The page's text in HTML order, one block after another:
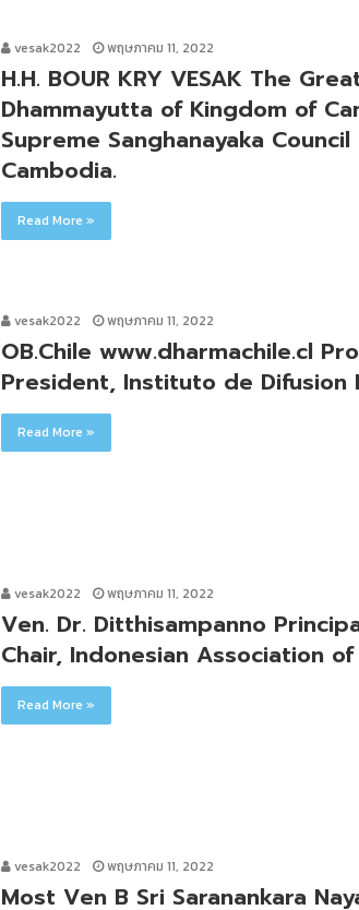
vesak2022 พฤษภาคม 11, 2022
H.H. BOUR KRY VESAK The
Dhammayutta of Kingdom of
Supreme Sanghanayaka
Cambodia.
Read More »
vesak2022 พฤษภาคม 11, 2022
OB.Chile www.dharmachile.cl
President, Instituto de Difusion
Read More »
vesak2022 พฤษภาคม 11, 2022
Ven. Dr. Ditthisampanno
Chair, Indonesian Association
Read More »
vesak2022 พฤษภาคม 11, 2022
Most Ven B Sri Saranankara